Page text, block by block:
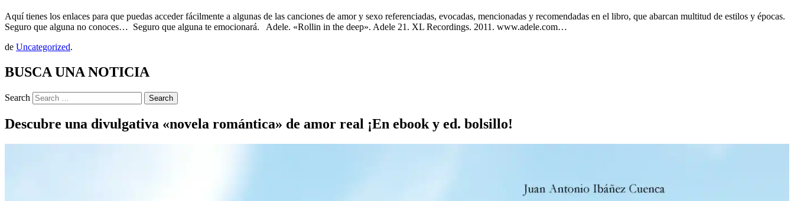
Aquí tienes los enlaces para que puedas acceder fácilmente a algunas de las canciones de amor y sexo referenciadas, evocadas, mencionadas y recomendadas en el libro, que abarcan multitud de estilos y épocas.
Seguro que alguna no conoces… Seguro que alguna te emocionará. Adele. «Rollin in the deep». Adele 21. XL Recordings. 2011. www.adele.com…
de Uncategorized.
BUSCA UNA NOTICIA
Search
Descubre una divulgativa «novela romántica» de amor real ¡En ebook y ed. bolsillo!